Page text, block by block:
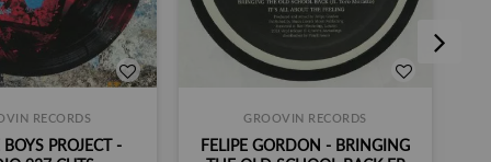
RECORDS
PROJECT -
GROOVIN RECORDS
FELIPE GORDON - BRINGING